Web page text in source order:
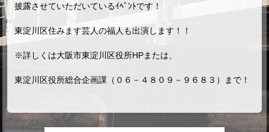
披露させていただいているｲﾍﾞﾝﾄです！
東淀川区住みます芸人の福人も出演します！！
※詳しくは大阪市東淀川区役所HPまたは、
東淀川区役所総合企画課（０６－４８０９－９６８３）まで！